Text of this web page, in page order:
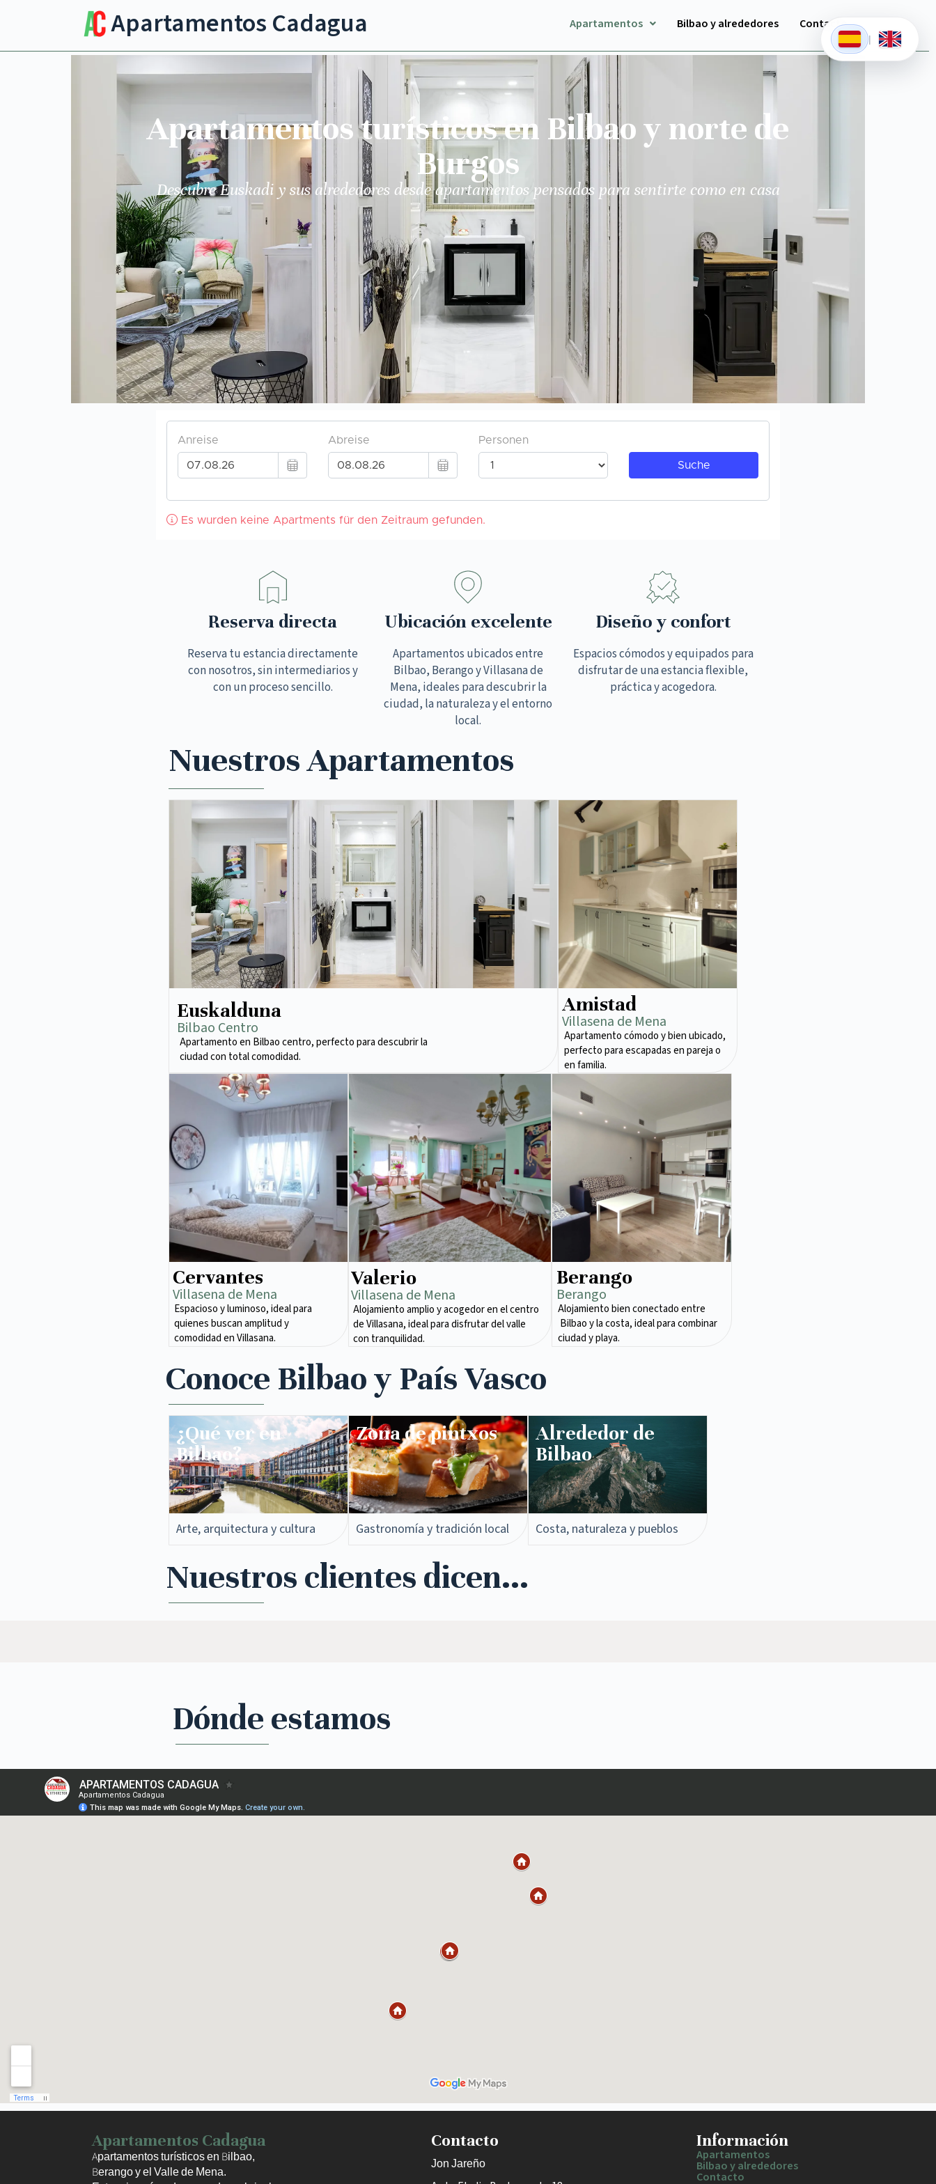
Apartamentos Cadagua Apartamentos Bilbao y alrededores Contacto
Apartamentos turísticos en Bilbao y norte de
Burgos
Descubre Euskadi y sus alrededores desde apartamentos pensados para sentirte como en casa
Reserva directa
Reserva tu estancia directamente
con nosotros, sin intermediarios y
con un proceso sencillo.
Ubicación excelente
Apartamentos ubicados entre
Bilbao, Berango y Villasana de
Mena, ideales para descubrir la
ciudad, la naturaleza y el entorno
local.
Diseño y confort
Espacios cómodos y equipados para
disfrutar de una estancia flexible,
práctica y acogedora.
Nuestros Apartamentos
Euskalduna
Bilbao Centro
Apartamento en Bilbao centro, perfecto para descubrir la
ciudad con total comodidad.
Amistad
Villasena de Mena
Apartamento cómodo y bien ubicado,
perfecto para escapadas en pareja o
en familia.
Cervantes
Villasena de Mena​
Espacioso y luminoso, ideal para
quienes buscan amplitud y
comodidad en Villasana.
Valerio
Villasena de Mena​
Alojamiento amplio y acogedor en el centro
de Villasana, ideal para disfrutar del valle
con tranquilidad.
Berango
Berango
Alojamiento bien conectado entre
Bilbao y la costa, ideal para combinar
ciudad y playa.
Conoce Bilbao y País Vasco
¿Qué ver en
Bilbao?
Arte, arquitectura y cultura
Zona de pintxos​
Gastronomía y tradición local
Alrededor de
Bilbao
Costa, naturaleza y pueblos
Nuestros clientes dicen...
Dónde estamos
Apartamentos Cadagua
Apartamentos turísticos en Bilbao,
Berango y el Valle de Mena.
Contacto
Jon Jareño
Información
Apartamentos
Bilbao y alrededores
Contacto
|